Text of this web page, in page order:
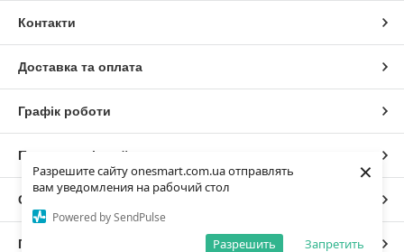
Разрешите сайту onesmart.com.ua отправлять
вам уведомления на рабочий стол
Powered by SendPulse
Запретить
Разрешить
×
Контакти
Доставка та оплата
Графік роботи
Повна версія сайту
Сайт створено на маркетплейсі
Політика конфіденційності